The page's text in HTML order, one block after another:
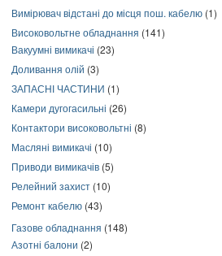
Вимірювач відстані до місця пош. кабелю (1)
Високовольтне обладнання (141)
Вакуумні вимикачі (23)
Доливання олій (3)
ЗАПАСНІ ЧАСТИНИ (1)
Камери дугогасильні (26)
Контактори високовольтні (8)
Масляні вимикачі (10)
Приводи вимикачів (5)
Релейний захист (10)
Ремонт кабелю (43)
Газове обладнання (148)
Азотні балони (2)